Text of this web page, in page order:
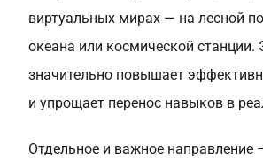
виртуальных мирах — на лесной
океана или космической станции.
значительно повышает
и упрощает перенос навыков в
Отдельное и важное направление